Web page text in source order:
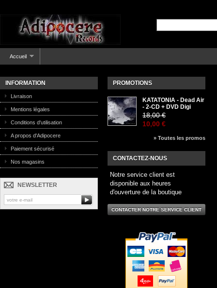
Accueil
INFORMATION
Livraison
Mentions légales
Conditions d'utilisation
A propos d'Adipocere
Paiement sécurisé
Nos magasins
NEWSLETTER
PROMOTIONS
KATATONIA - Dead Air
- 2-CD + DVD Digi
18,00 €
10,00 €
» Toutes les promos
CONTACTEZ-NOUS
Notre service client est
disponible aux heures
d'ouverture de la boutique
CONTACTER NOTRE SERVICE CLIENT